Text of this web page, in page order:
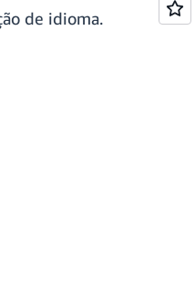
de idioma.